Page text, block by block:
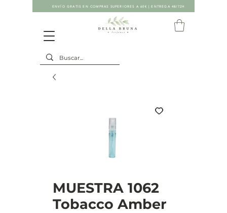
ENVÍO GRATIS EN COMPRAS SUPERIORES A 60€ | ENTREGA 48/72H
MUESTRA 1062
Tobacco Amber